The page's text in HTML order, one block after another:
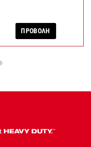
ΠΡΟΒΟΛΗ